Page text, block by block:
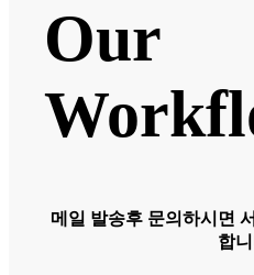
Our
메일 발송후 문의하시면
합